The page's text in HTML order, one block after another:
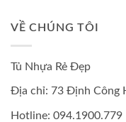
VỀ CHÚNG TÔI
Tủ Nhựa Rẻ Đẹp
Địa chỉ: 73 Định Công
Hotline: 094.1900.779